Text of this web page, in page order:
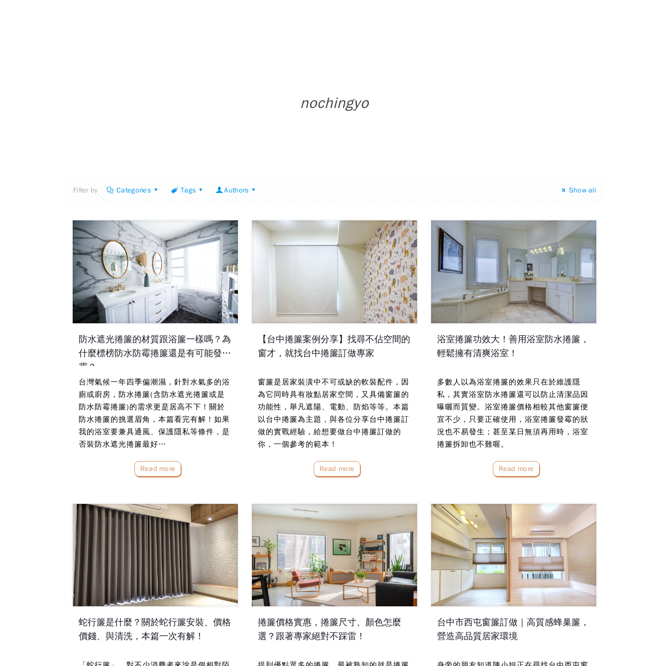
nochingyo
Filter by Categories Tags Authors Show all
防水遮光捲簾的材質跟浴簾一樣嗎？為
什麼標榜防水防霉捲簾還是有可能發
霉？
台灣氣候一年四季偏潮濕，針對水氣多的浴
廁或廚房，防水捲簾(含防水遮光捲簾或是
防水防霉捲簾)的需求更是居高不下！關於
防水捲簾的挑選眉角，本篇看完有解！如果
我的浴室要兼具通風、保護隱私等條件，是
否裝防水遮光捲簾最好…
Read more
【台中捲簾案例分享】找尋不佔空間的
窗才，就找台中捲簾訂做專家
窗簾是居家裝潢中不可或缺的軟裝配件，因
為它同時具有妝點居家空間，又具備窗簾的
功能性，舉凡遮陽、電動、防焰等等。本篇
以台中捲簾為主題，與各位分享台中捲簾訂
做的實戰經驗，給想要做台中捲簾訂做的
你，一個參考的範本！
Read more
浴室捲簾功效大！善用浴室防水捲簾，
輕鬆擁有清爽浴室！
多數人以為浴室捲簾的效果只在於維護隱
私，其實浴室防水捲簾還可以防止清潔品因
曝曬而質變。浴室捲簾價格相較其他窗簾便
宜不少，只要正確使用，浴室捲簾發霉的狀
況也不易發生；甚至某日無須再用時，浴室
捲簾拆卸也不難喔。
Read more
蛇行簾是什麼？關於蛇行簾安裝、價格
價錢、與清洗，本篇一次有解！
捲簾價格實惠，捲簾尺寸、顏色怎麼
選？跟著專家絕對不踩雷！
台中市西屯窗簾訂做｜高質感蜂巢簾，
營造高品質居家環境